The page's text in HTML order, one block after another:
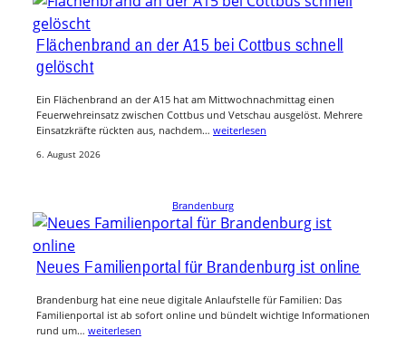
Flächenbrand an der A15 bei Cottbus schnell
gelöscht
Ein Flächenbrand an der A15 hat am Mittwochnachmittag einen
Feuerwehreinsatz zwischen Cottbus und Vetschau ausgelöst. Mehrere
Einsatzkräfte rückten aus, nachdem… weiterlesen
6. August 2026
Brandenburg
Neues Familienportal für Brandenburg ist online
Brandenburg hat eine neue digitale Anlaufstelle für Familien: Das
Familienportal ist ab sofort online und bündelt wichtige Informationen
rund um… weiterlesen